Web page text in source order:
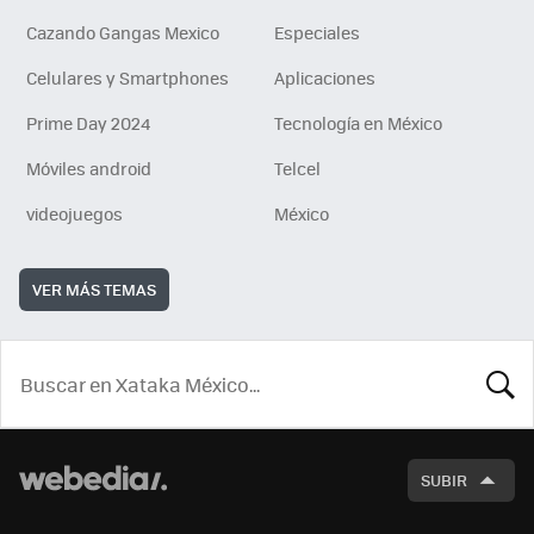
Cazando Gangas Mexico
Especiales
Celulares y Smartphones
Aplicaciones
Prime Day 2024
Tecnología en México
Móviles android
Telcel
videojuegos
México
VER MÁS TEMAS
SUBIR